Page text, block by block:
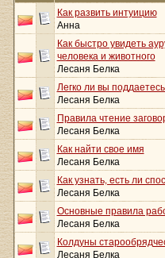
Как развить интуицию
Анна
Как быстро увидеть
человека и животного
Лесаня Белка
Легко ли вы
Лесаня Белка
Правила чтение
Лесаня Белка
Как найти свое имя
Лесаня Белка
Как узнать, есть ли
Лесаня Белка
Основные правила
Лесаня Белка
Колдуны
Лесаня Белка